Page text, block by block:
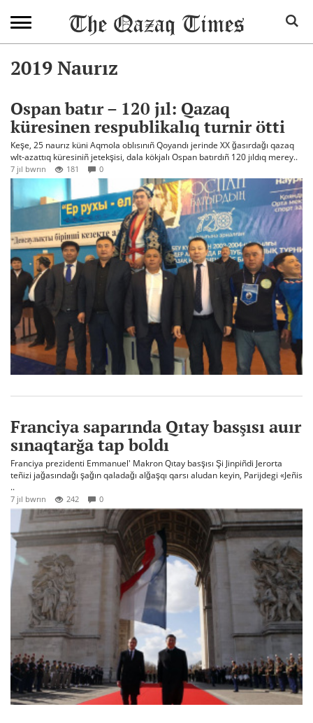
2019 Naurız
Ospan batır – 120 jıl: Qazaq
küresinen respublikalıq turnir ötti
Keşe, 25 naurız küni Aqmola oblısınıñ Qoyandı jerinde XX ğasırdağı qazaq
wlt-azattıq küresiniñ jetekşisi, dala kökjalı Ospan batırdıñ 120 jıldıq merey..
7 jıl bwrın 181 0
Franciya saparında Qıtay basşısı auır
sınaqtarğa tap boldı
Franciya prezidenti Emmanuel' Makron Qıtay basşısı Şi Jinpiñdi Jerorta
teñizi jağasındağı şağın qaladağı alğaşqı qarsı aludan keyin, Parijdegi «Jeñis
..
7 jıl bwrın 242 0